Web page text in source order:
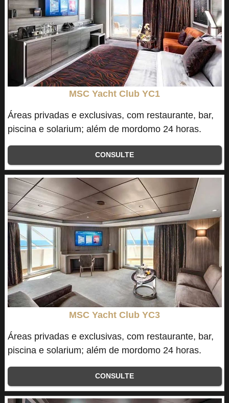
MSC Yacht Club YC1
Áreas privadas e exclusivas, com restaurante, bar,
piscina e solarium; além de mordomo 24 horas.
CONSULTE
MSC Yacht Club YC3
Áreas privadas e exclusivas, com restaurante, bar,
piscina e solarium; além de mordomo 24 horas.
CONSULTE